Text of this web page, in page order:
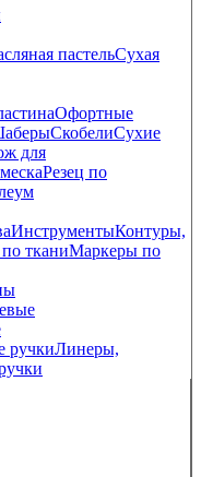
пастельСухая
Офортные
СкобелиСухие
для
Резец по
ИнструментыКонтуры,
тканиМаркеры по
ручкиЛинеры,